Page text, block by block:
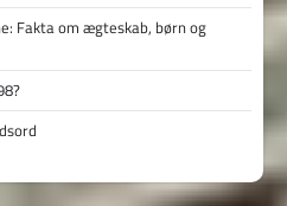
Fakta om ægteskab, børn og